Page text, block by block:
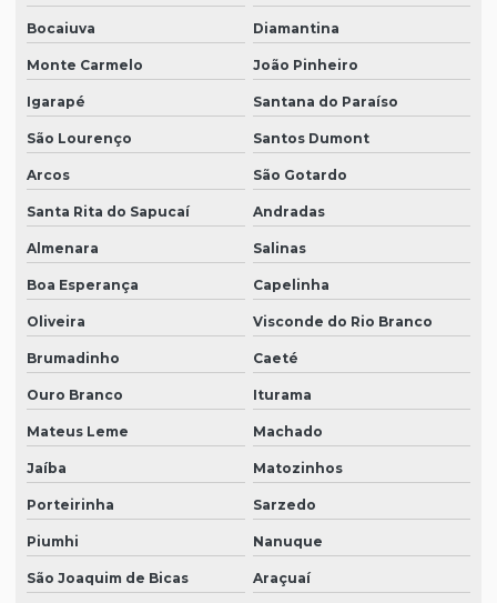
Bocaiuva Diamantina
Monte Carmelo João Pinheiro
Igarapé Santana do Paraíso
São Lourenço Santos Dumont
Arcos São Gotardo
Santa Rita do Sapucaí Andradas
Almenara Salinas
Boa Esperança Capelinha
Oliveira Visconde do Rio Branco
Brumadinho Caeté
Ouro Branco Iturama
Mateus Leme Machado
Jaíba Matozinhos
Porteirinha Sarzedo
Piumhi Nanuque
São Joaquim de Bicas Araçuaí